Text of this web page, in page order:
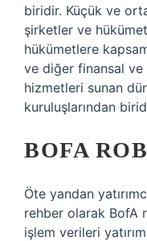
biridir. Küçük ve
şirketler ve
hükümetlere
ve diğer finansal
hizmetleri sunan
kuruluşlarından
BOFA
Öte yandan
rehber olarak BofA
işlem verileri